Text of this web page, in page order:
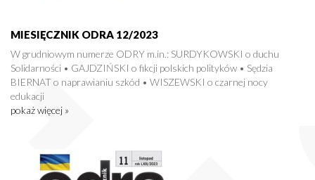
MIESIĘCZNIK ODRA 12/2023
W grudniowym numerze ODRY m.in.: SURDYKOWSKI o duchu
Solidarności • GAJDZIŃSKI o fikcji polskich polityków • Sędzia
BIERNAT o naprawianiu szkód • WISZEWSKI o czarnej nocy
edukacji
pokaż więcej »